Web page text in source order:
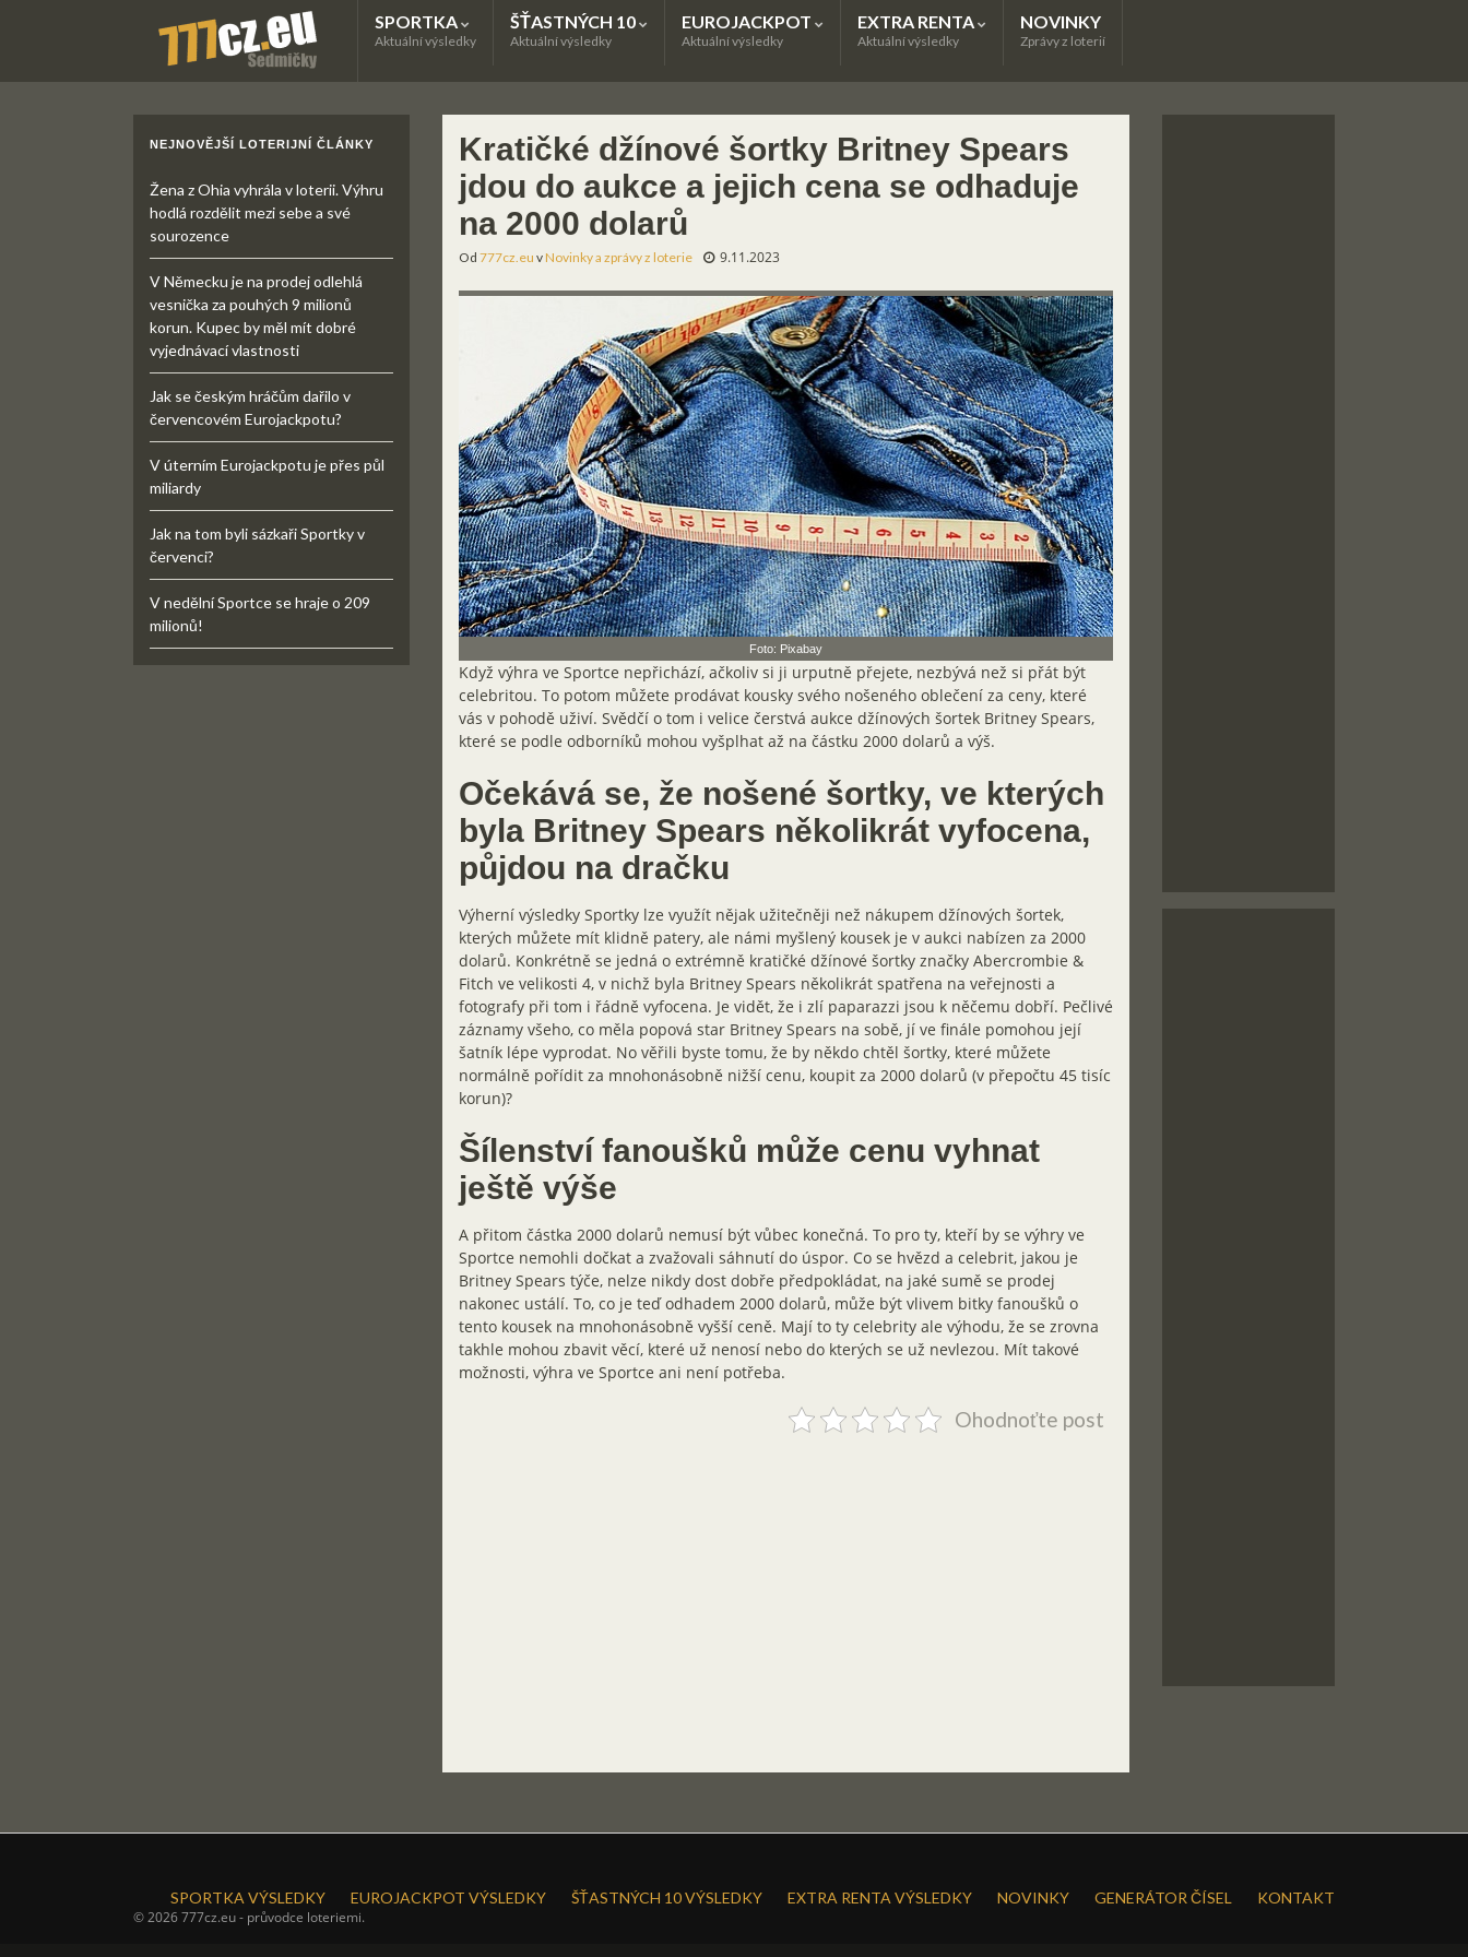
SPORTKA
Aktuální výsledky
ŠŤASTNÝCH 10
Aktuální výsledky
EUROJACKPOT
Aktuální výsledky
EXTRA RENTA
Aktuální výsledky
NOVINKY
Zprávy z loterií
Kratičké džínové šortky Britney Spears
jdou do aukce a jejich cena se odhaduje
na 2000 dolarů
Od 777cz.eu vNovinky a zprávy z loterie 9.11.2023
Foto: Pixabay
Když výhra ve Sportce nepřichází, ačkoliv si ji urputně přejete, nezbývá než si přát být
celebritou. To potom můžete prodávat kousky svého nošeného oblečení za ceny, které
vás v pohodě uživí. Svědčí o tom i velice čerstvá aukce džínových šortek Britney Spears,
které se podle odborníků mohou vyšplhat až na částku 2000 dolarů a výš.
Očekává se, že nošené šortky, ve kterých
byla Britney Spears několikrát vyfocena,
půjdou na dračku
Výherní výsledky Sportky lze využít nějak užitečněji než nákupem džínových šortek,
kterých můžete mít klidně patery, ale námi myšlený kousek je v aukci nabízen za 2000
dolarů. Konkrétně se jedná o extrémně kratičké džínové šortky značky Abercrombie &
Fitch ve velikosti 4, v nichž byla Britney Spears několikrát spatřena na veřejnosti a
fotografy při tom i řádně vyfocena. Je vidět, že i zlí paparazzi jsou k něčemu dobří. Pečlivé
záznamy všeho, co měla popová star Britney Spears na sobě, jí ve finále pomohou její
šatník lépe vyprodat. No věřili byste tomu, že by někdo chtěl šortky, které můžete
normálně pořídit za mnohonásobně nižší cenu, koupit za 2000 dolarů (v přepočtu 45 tisíc
korun)?
Šílenství fanoušků může cenu vyhnat
ještě výše
A přitom částka 2000 dolarů nemusí být vůbec konečná. To pro ty, kteří by se výhry ve
Sportce nemohli dočkat a zvažovali sáhnutí do úspor. Co se hvězd a celebrit, jakou je
Britney Spears týče, nelze nikdy dost dobře předpokládat, na jaké sumě se prodej
nakonec ustálí. To, co je teď odhadem 2000 dolarů, může být vlivem bitky fanoušků o
tento kousek na mnohonásobně vyšší ceně. Mají to ty celebrity ale výhodu, že se zrovna
takhle mohou zbavit věcí, které už nenosí nebo do kterých se už nevlezou. Mít takové
možnosti, výhra ve Sportce ani není potřeba.
Ohodnoťte post
NEJNOVĚJŠÍ LOTERIJNÍ ČLÁNKY
Žena z Ohia vyhrála v loterii. Výhru
hodlá rozdělit mezi sebe a své
sourozence
V Německu je na prodej odlehlá
vesnička za pouhých 9 milionů
korun. Kupec by měl mít dobré
vyjednávací vlastnosti
Jak se českým hráčům dařilo v
červencovém Eurojackpotu?
V úterním Eurojackpotu je přes půl
miliardy
Jak na tom byli sázkaři Sportky v
červenci?
V nedělní Sportce se hraje o 209
milionů!
SPORTKA VÝSLEDKY EUROJACKPOT VÝSLEDKY ŠŤASTNÝCH 10 VÝSLEDKY EXTRA RENTA VÝSLEDKY NOVINKY GENERÁTOR ČÍSEL
KONTAKT
© 2026 777cz.eu - průvodce loteriemi.